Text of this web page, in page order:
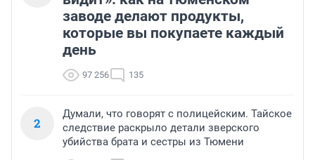
заводе делают продукты,
которые вы покупаете каждый
день
97 256 135
2
Думали, что говорят с полицейским. Тайское
следствие раскрыло детали зверского
убийства брата и сестры из Тюмени